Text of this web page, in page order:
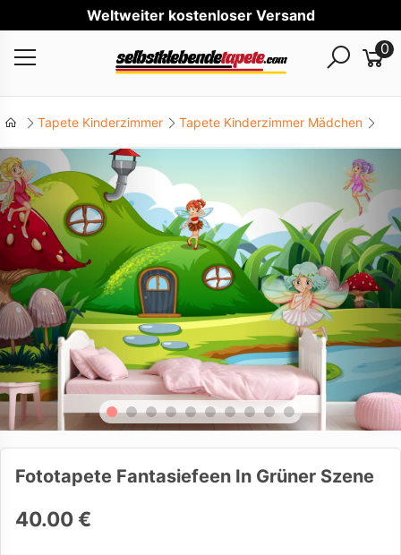
Wel
0
Tapete Kinderzimmer Tapete Kinderzimmer Mädchen
Fototapete Fantasiefeen In Grüner Szene
40.00 €